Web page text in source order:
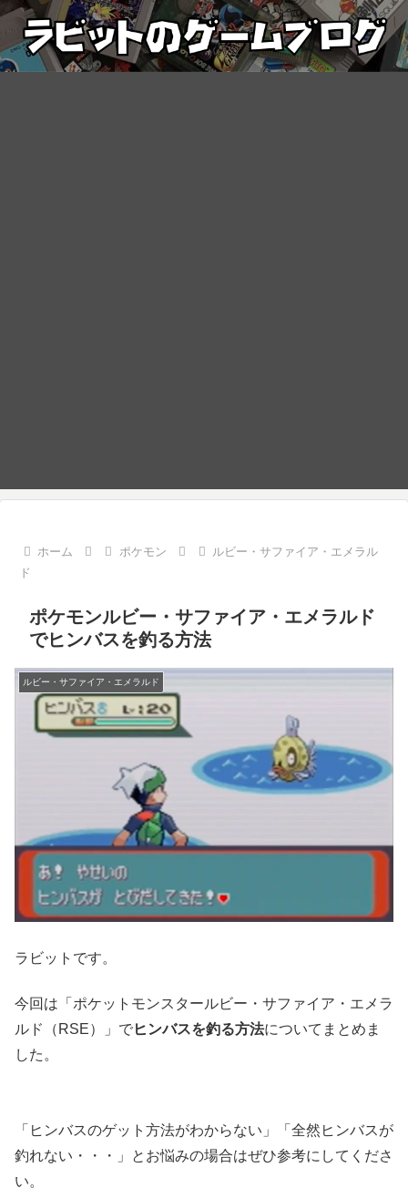
ホーム ポケモン
ルビー・サファイア・エメラル
ド
ポケモンルビー・サファイア・エメラルド
でヒンバスを釣る方法
ルビー・サファイア・エメラルド
ラビットです。
今回は「ポケットモンスタールビー・サファイア・エメラ
ルド（RSE）」でヒンバスを釣る方法についてまとめま
した。
「ヒンバスのゲット方法がわからない」「全然ヒンバスが
釣れない・・・」とお悩みの場合はぜひ参考にしてくださ
い。